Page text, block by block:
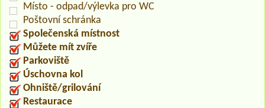
Místo - odpad/výlevka pro WC
Poštovní schránka
Společenská místnost
Můžete mít zvíře
Parkoviště
Úschovna kol
Ohniště/grilování
Restaurace